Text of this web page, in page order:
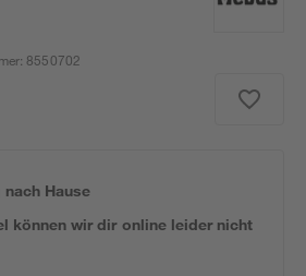
: 8550702
nach Hause
können wir dir online leider nicht